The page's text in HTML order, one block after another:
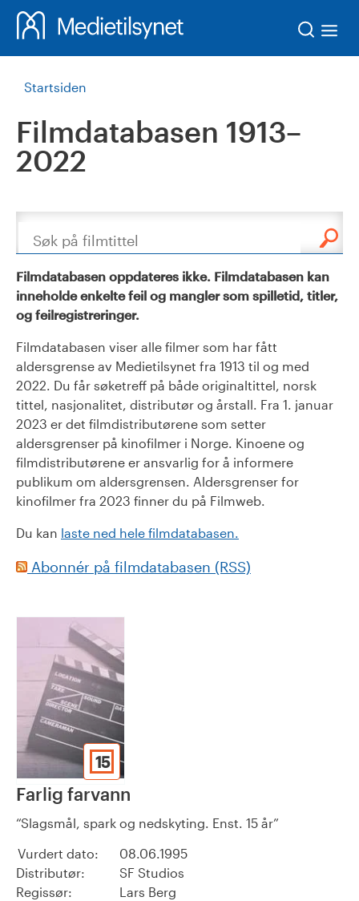
Startsiden
Filmdatabasen 1913–
2022
Søk
Filmdatabasen oppdateres ikke. Filmdatabasen kan
inneholde enkelte feil og mangler som spilletid, titler,
og feilregistreringer.
Filmdatabasen viser alle filmer som har fått
aldersgrense av Medietilsynet fra 1913 til og med
2022. Du får søketreff på både originaltittel, norsk
tittel, nasjonalitet, distributør og årstall. Fra 1. januar
2023 er det filmdistributørene som setter
aldersgrenser på kinofilmer i Norge. Kinoene og
filmdistributørene er ansvarlig for å informere
publikum om aldersgrensen. Aldersgrenser for
kinofilmer fra 2023 finner du på Filmweb.
Du kan laste ned hele filmdatabasen.
Abonnér på filmdatabasen (RSS)
15
Farlig farvann
Slagsmål, spark og nedskyting. Enst. 15 år
Vurdert dato:
08.06.1995
Distributør:
SF Studios
Regissør:
Lars Berg